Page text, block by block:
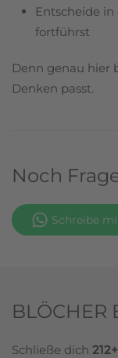
Entscheide
fortführst
Denn genau hier
Denken passt.
Noch
Schreibe
BLÖCHER
Schließe dich 212+